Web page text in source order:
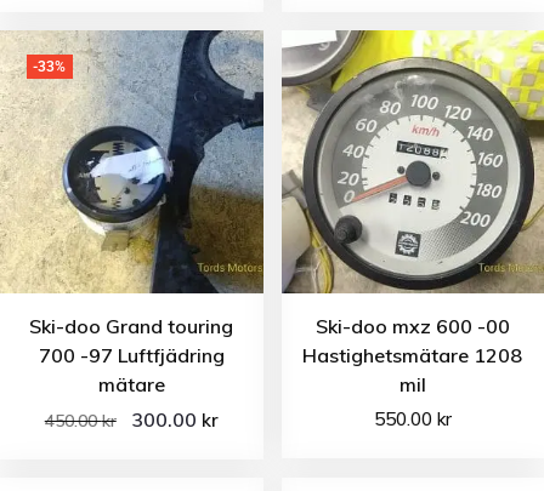
-33%
Ski-doo Grand touring
700 -97 Luftfjädring
mätare
450.00kr 300.00 kr
Ski-doo mxz 600 -00
Hastighetsmätare 1208
mil
550.00 kr